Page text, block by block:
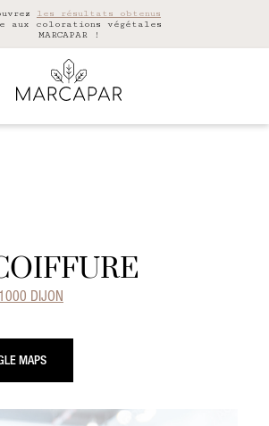
les résultats obtenus
aux colorations végétales
MARCAPAR !
DIJON
MAPS